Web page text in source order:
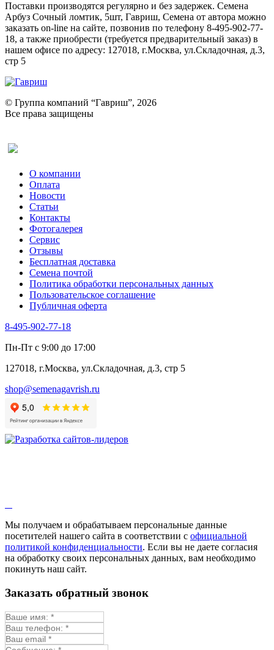
Поставки производятся регулярно и без задержек. Семена
Арбуз Сочный ломтик, 5шт, Гавриш, Семена от автора можно
заказать on-line на сайте, позвонив по телефону 8-495-902-77-
18, а также приобрести (требуется предварительный заказ) в
нашем офисе по адресу: 127018, г.Москва, ул.Складочная, д.3,
стр 5
© Группа компаний “Гавриш”, 2026
Все права защищены
О компании
Оплата
Новости
Статьи
Контакты
Фотогалерея​
Сервис
Отзывы
Бесплатная доставка
Семена почтой
Политика обработки персональных данных
Пользовательское соглашение
Публичная оферта
8-495-902-77-18
Пн-Пт с 9:00 до 17:00
127018, г.Москва, ул.Складочная, д.3, стр 5
shop@semenagavrish.ru
Мы получаем и обрабатываем персональные данные
посетителей нашего сайта в соответствии с официальной
политикой конфиденциальности. Если вы не даете согласия
на обработку своих персональных данных, вам необходимо
покинуть наш сайт.
Заказать обратный звонок